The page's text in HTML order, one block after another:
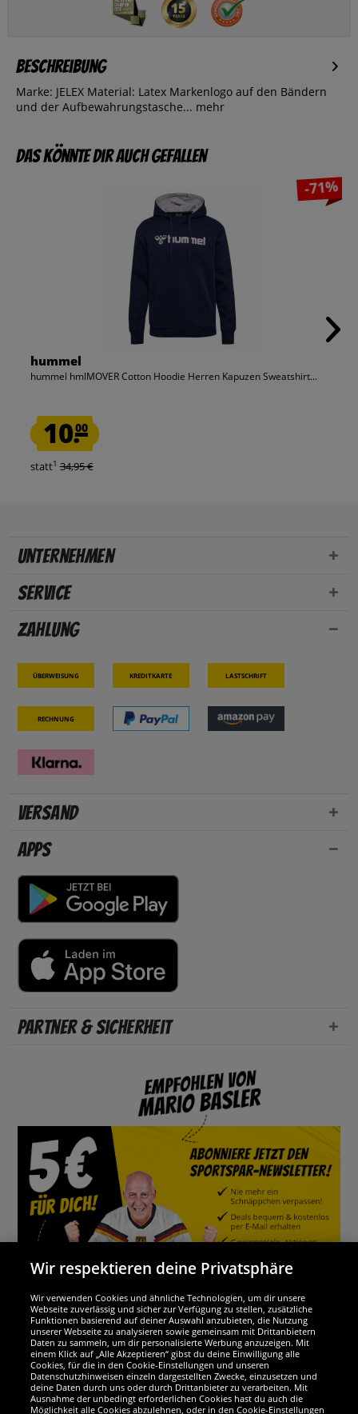
Beschreibung
Marke: JELEX Material: Latex Markenlogo auf den Bändern
und der Aufbewahrungstasche... mehr
Das könnte dir auch gefallen
-71%
hummel
hummel hmlMOVER Cotton Hoodie Herren Kapuzen Sweatshirt...
10.00
statt1 34,95 €
Unternehmen
Service
Zahlung
Überweisung Kreditkarte Lastschrift
Rechnung
Versand
Apps
Partner & Sicherheit
Wir sind ausgezeichnet
Wir respektieren deine Privatsphäre
Wir verwenden Cookies und ähnliche Technologien, um dir unsere
Webseite zuverlässig und sicher zur Verfügung zu stellen, zusätzliche
Funktionen basierend auf deiner Auswahl anzubieten, die Nutzung
unserer Webseite zu analysieren sowie gemeinsam mit Drittanbietern
Daten zu sammeln, um dir personalisierte Werbung anzuzeigen. Mit
einem Klick auf „Alle Akzeptieren“ gibst du deine Einwilligung alle
Cookies, für die in den Cookie-Einstellungen und unseren
Datenschutzhinweisen einzeln dargestellten Zwecke, einzusetzen und
deine Daten durch uns oder durch Drittanbieter zu verarbeiten. Mit
Ausnahme der unbedingt erforderlichen Cookies hast du auch die
Möglichkeit alle Cookies abzulehnen, oder in den Cookie-Einstellungen